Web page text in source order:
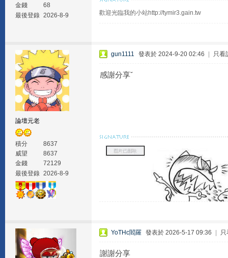
金錢
68
最後登錄 2026-8-9 歡迎光臨我的小站http://tymir3.gain.tw
論壇元老
積分
8637
威望
8637
金錢
72129
最後登錄 2026-8-9
gun1111 發表於 2024-9-20 02:46 只看
感謝分享ˇ
YoTHc閻羅 發表於 2026-5-17 09:36 只
謝謝分享